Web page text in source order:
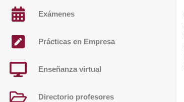
Exámenes
Prácticas en Empresa
Enseñanza virtual
Directorio profesores